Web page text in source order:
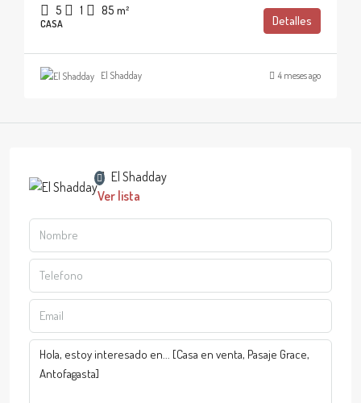
5 1 85 m²
CASA Detalles
El Shadday 4 meses ago
El Shadday
Ver lista